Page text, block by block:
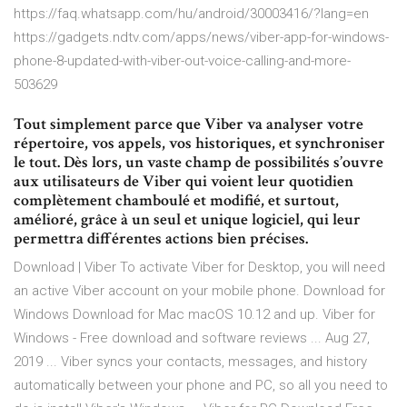
https://faq.whatsapp.com/hu/android/30003416/?lang=en
https://gadgets.ndtv.com/apps/news/viber-app-for-windows-
phone-8-updated-with-viber-out-voice-calling-and-more-
503629
Tout simplement parce que Viber va analyser votre
répertoire, vos appels, vos historiques, et synchroniser
le tout. Dès lors, un vaste champ de possibilités s’ouvre
aux utilisateurs de Viber qui voient leur quotidien
complètement chamboulé et modifié, et surtout,
amélioré, grâce à un seul et unique logiciel, qui leur
permettra différentes actions bien précises.
Download | Viber To activate Viber for Desktop, you will need
an active Viber account on your mobile phone. Download for
Windows Download for Mac macOS 10.12 and up. Viber for
Windows - Free download and software reviews ... Aug 27,
2019 ... Viber syncs your contacts, messages, and history
automatically between your phone and PC, so all you need to